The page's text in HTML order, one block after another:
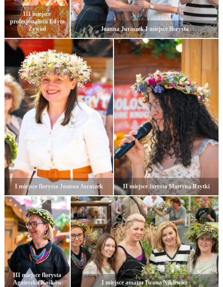
III miejsce
profesjonalista Edyta
Żywioł
Joanna Juraszek I miejsce florysta
I miejsce florysta Joanna Juraszek II miejsce forysta Martyna Rzytki
III miejsce florysta
Agnieszka Kaśków
I miejsce amator Iwona Niklewicz